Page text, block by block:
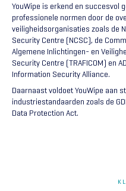
YouWipe is erkend en succesvol
professionele normen door de
veiligheidsorganisaties zoals de
Security Centre (NCSC), de
Algemene Inlichtingen- en
Security Centre (TRAFICOM) en
Information Security Alliance.
Daarnaast voldoet YouWipe aan
industriestandaarden zoals de
Data Protection Act.